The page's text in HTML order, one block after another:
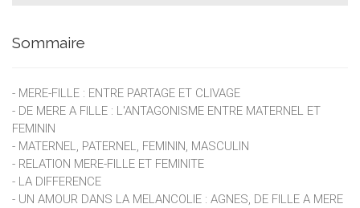
Sommaire
- MERE-FILLE : ENTRE PARTAGE ET CLIVAGE
- DE MERE A FILLE : L'ANTAGONISME ENTRE MATERNEL ET
FEMININ
- MATERNEL, PATERNEL, FEMININ, MASCULIN
- RELATION MERE-FILLE ET FEMINITE
- LA DIFFERENCE
- UN AMOUR DANS LA MELANCOLIE : AGNES, DE FILLE A MERE